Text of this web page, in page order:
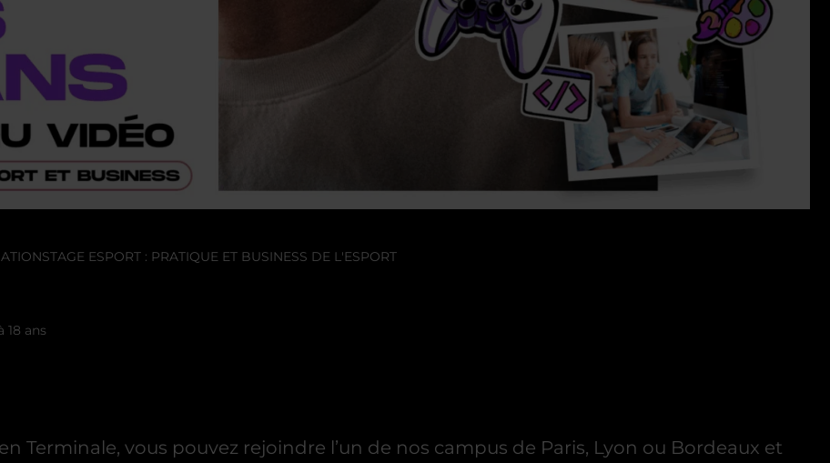
STAGE ESPORT : PRATIQUE ET BUSINESS DE L'ESPORT
18 ans
Terminale, vous pouvez rejoindre l’un de nos campus de Paris, Lyon ou Bordeaux et